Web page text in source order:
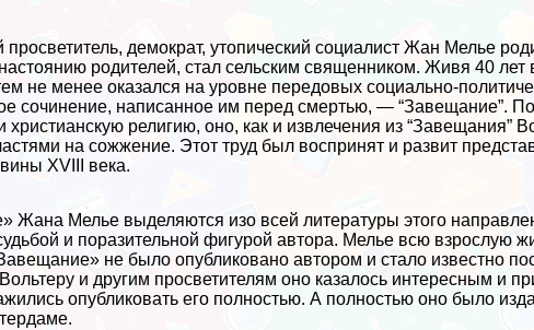
просветитель, демократ, утопический социалист Жан Мелье
родителей, стал сельским священником. Живя 40 лет
не менее оказался на уровне передовых социально-
сочинение, написанное им перед cмepтью, — “Завещание”.
христианскую религию, оно, как и извлечения из “Завещания”
на сожжение. Этот труд был воспринят и развит
XVIII века.
Жана Мелье выделяются изо всей литературы этого
и поразительной фигурой автора. Мелье всю взрослую
не было опубликовано автором и стало известно
и другим просветителям оно казалось интересным и
опубликовать его полностью. А полностью оно было